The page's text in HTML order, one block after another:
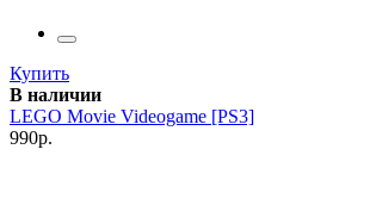
Купить
В наличии
LEGO Movie Videogame [PS3]
990р.